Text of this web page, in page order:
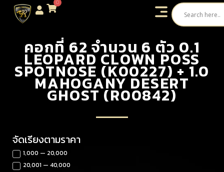
0
คอกที่ 62 จำนวน 6 ตัว 0.1
LEOPARD CLOWN POSS
SPOTNOSE (K00227) + 1.0
MAHOGANY DESERT
GHOST (R00842)
จัดเรียงตามราคา
1,000 — 20,000
20,001 — 40,000